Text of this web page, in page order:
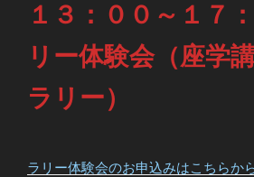
１３：００～１７
リー体験会（座学
ラリー）
ラリー体験会のお申込みはこちらか